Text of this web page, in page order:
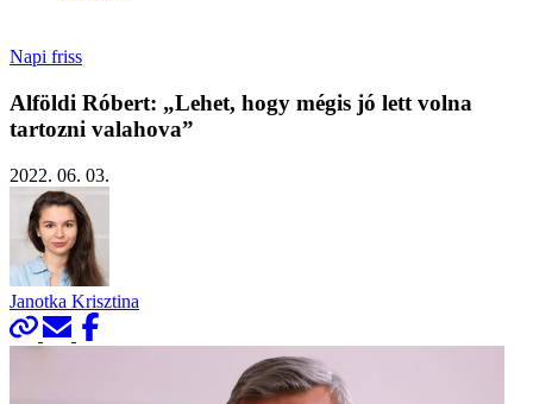
Napi friss
Alföldi Róbert: „Lehet, hogy mégis jó lett volna
tartozni valahova”
2022. 06. 03.
Janotka Krisztina